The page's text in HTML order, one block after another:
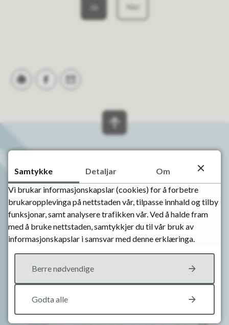
Ja Nei
Skriv til oss
VALLE KOMMUNE
Postboks 4
4746 VALLE
Send e-post
Kommunenr: 4221
Send sikker post til kommunen via edialog
Samtykke Detaljar
Om
Vi brukar informasjonskapslar (cookies) for å forbetre
brukaropplevinga på nettstaden vår, tilpasse innhald og tilby
funksjonar, samt analysere trafikken vår. Ved å halde fram
med å bruke nettstaden, samtykkjer du til vår bruk av
informasjonskapslar i samsvar med denne erklæringa.
Berre nødvendige
Godta alle